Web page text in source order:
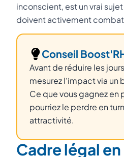
inconscient, est un vrai
doivent activement
Conseil
Avant de réduire les
mesurez l'impact via un
Ce que vous gagnez en
pourriez le perdre en
attractivité.
Cadre légal